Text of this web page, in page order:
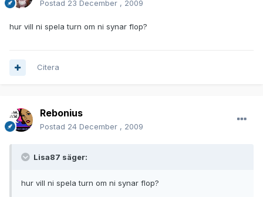
Postad 23 December , 2009
hur vill ni spela turn om ni synar flop?
Citera
Rebonius
Postad 24 December , 2009
Lisa87 säger:
hur vill ni spela turn om ni synar flop?